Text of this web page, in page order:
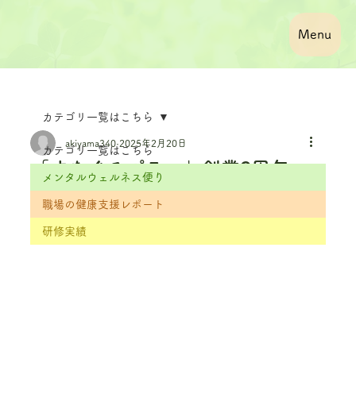
Menu
カテゴリ一覧はこちら
メンタルウェルネス便り
職場の健康支援レポート
研修実績
カテゴリ一覧はこちら
「すなぐるプラス」創業2周年～
新たな挑戦への第一歩～
akiyama340 2025年2月20日
更新日：1月6日